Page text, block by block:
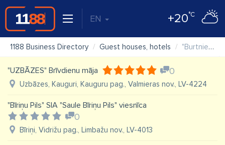
EN +20°C
1188 Business Directory Guest houses, hotels "Burtniekkrasts" Viesu nams
"UZBĀZES" Brīvdienu māja 0
Uzbāzes, Kauguri, Kauguru pag., Valmieras nov., LV-4224
"Bīriņu Pils" SIA "Saule Bīriņu Pils" viesnīca
0
Bīriņi, Vidrižu pag., Limbažu nov., LV-4013